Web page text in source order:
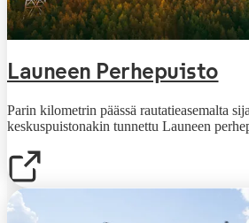
Launeen Perhepuisto
Parin kilometrin päässä rautatieasemalta
keskuspuistonakin tunnettu Launeen